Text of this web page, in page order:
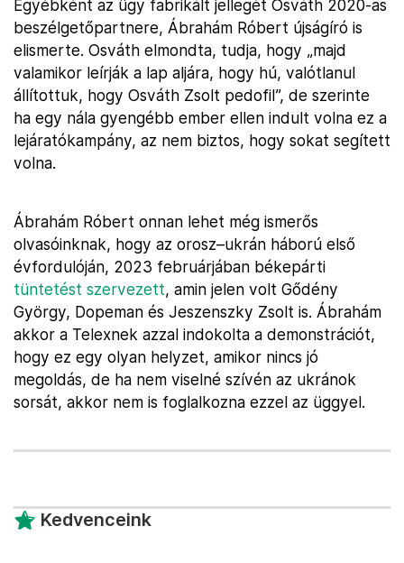
Egyébként az ügy fabrikált jellegét Osváth 2020-as
beszélgetőpartnere, Ábrahám Róbert újságíró is
elismerte. Osváth elmondta, tudja, hogy „majd
valamikor leírják a lap aljára, hogy hú, valótlanul
állítottuk, hogy Osváth Zsolt pedofil”, de szerinte
ha egy nála gyengébb ember ellen indult volna ez a
lejáratókampány, az nem biztos, hogy sokat segített
volna.
Ábrahám Róbert onnan lehet még ismerős
olvasóinknak, hogy az orosz–ukrán háború első
évfordulóján, 2023 februárjában békepárti
tüntetést szervezett, amin jelen volt Gődény
György, Dopeman és Jeszenszky Zsolt is. Ábrahám
akkor a Telexnek azzal indokolta a demonstrációt,
hogy ez egy olyan helyzet, amikor nincs jó
megoldás, de ha nem viselné szívén az ukránok
sorsát, akkor nem is foglalkozna ezzel az üggyel.
Kedvenceink